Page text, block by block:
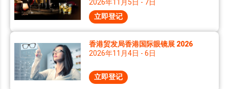
2026年11月5日 - 7日
立即登记
香港贸发局香港国际眼镜展 2026
2026年11月4日 - 6日
立即登记